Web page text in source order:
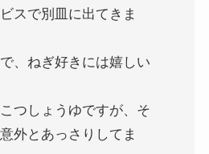
スで別皿に出てきま
、ねぎ好きには嬉しい
つしょうゆですが、そ
外とあっさりしてま